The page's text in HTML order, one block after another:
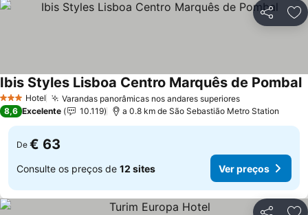
Partilhar
3 EstrelasHotel Varandas panorâmicas nos andares superioresVer preços
Ibis Styles Lisboa Centro Marquês de Pombal
8,6 Excelente 10.119 a 0.8 km de São Sebastião Metro Station
De € 63
Consulte os preços de 12 sites Ver preços